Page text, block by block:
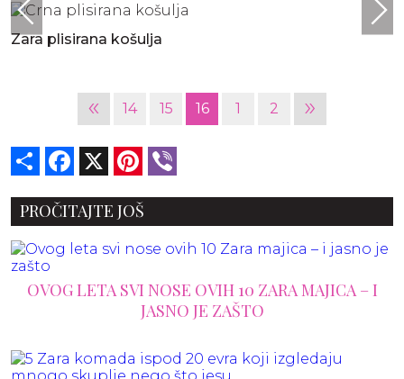
Zara plisirana košulja
« 14 15 16 1 2 »
Share Facebook Pinterest
PROČITAJTE JOŠ
OVOG LETA SVI NOSE OVIH 10 ZARA MAJICA – I
JASNO JE ZAŠTO